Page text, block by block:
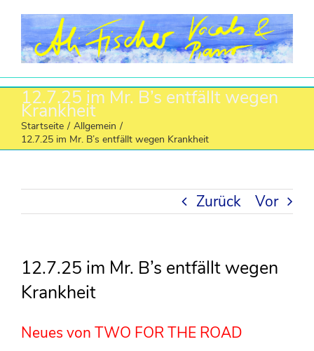
Inhalt
springen
12.7.25 im Mr. B’s entfällt wegen
Krankheit
Startseite / Allgemein /
12.7.25 im Mr. B’s entfällt wegen Krankheit
Zurück Vor
12.7.25 im Mr. B’s entfällt wegen
Krankheit
Neues von TWO FOR THE ROAD